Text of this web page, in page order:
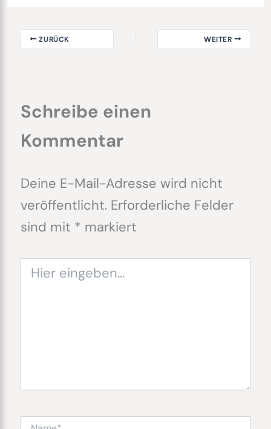
ZURÜCK WEITER
Schreibe einen
Kommentar
Deine E-Mail-Adresse wird nicht
veröffentlicht. Erforderliche Felder
sind mit * markiert
eingeben…